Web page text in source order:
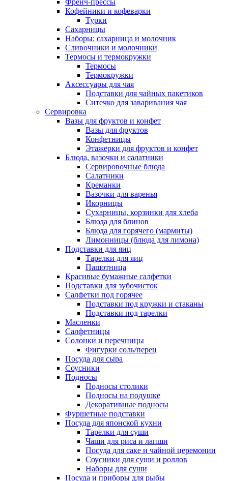
Френч-прессы
Кофейники и кофеварки
Турки
Сахарницы
Наборы: сахарница и молочник
Сливочники и молочники
Термосы и термокружки
Термосы
Термокружки
Аксессуары для чая
Подставки для чайных пакетиков
Ситечко для заваривания чая
Сервировка
Вазы для фруктов и конфет
Вазы для фруктов
Конфетницы
Этажерки для фруктов и конфет
Блюда, вазочки и салатники
Сервировочные блюда
Салатники
Креманки
Вазочки для варенья
Икорницы
Сухарницы, корзинки для хлеба
Блюда для блинов
Блюда для горячего (мармиты)
Лимонницы (блюда для лимона)
Подставки для яиц
Тарелки для яиц
Пашотница
Красивые бумажные салфетки
Подставки для зубочисток
Салфетки под горячее
Подставки под кружки и стаканы
Подставки под тарелки
Масленки
Салфетницы
Солонки и перечницы
Фигурки соль/перец
Посуда для сыра
Соусники
Подносы
Подносы столики
Подносы на подушке
Декоративные подносы
Фуршетные подставки
Посуда для японской кухни
Тарелки для суши
Чаши для риса и лапши
Посуда для саке и чайной церемонии
Соусники для суши и роллов
Наборы для суши
Посуда и приборы для рыбы